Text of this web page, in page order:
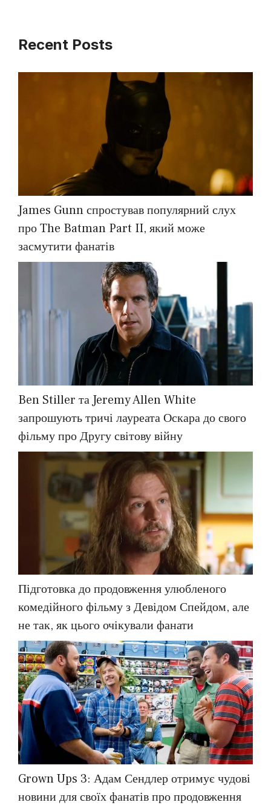
Recent Posts
James Gunn спростував популярний слух
про The Batman Part II, який може
засмутити фанатів
Ben Stiller та Jeremy Allen White
запрошують тричі лауреата Оскара до свого
фільму про Другу світову війну
Підготовка до продовження улюбленого
комедійного фільму з Девідом Спейдом, але
не так, як цього очікували фанати
Grown Ups 3: Адам Сендлер отримує чудові
новини для своїх фанатів про продовження